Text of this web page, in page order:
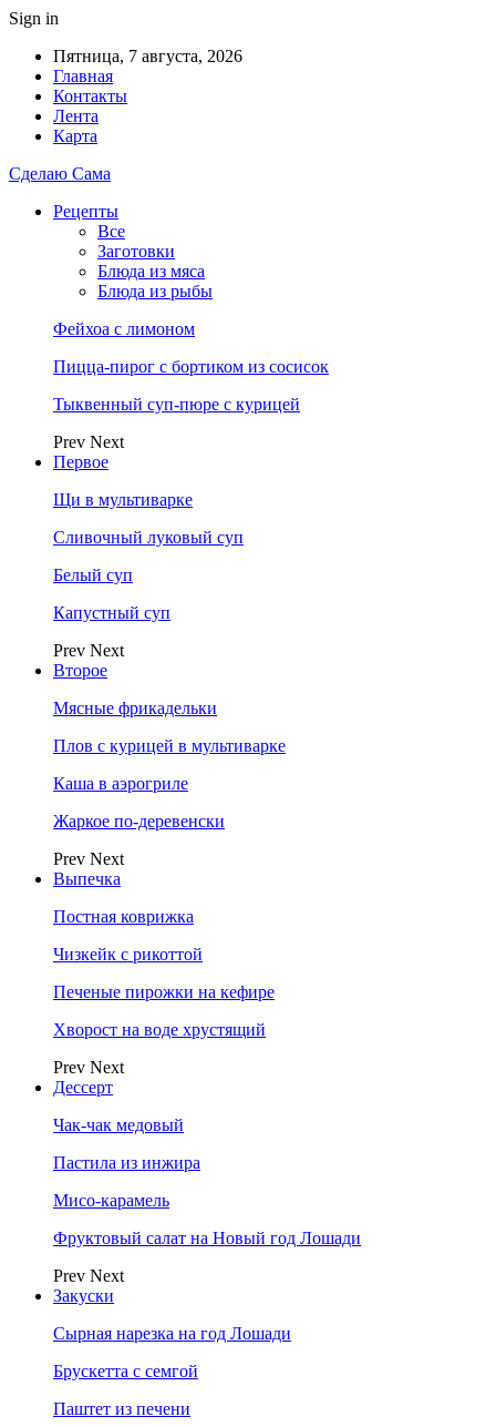
Sign in
Пятница, 7 августа, 2026
Главная
Контакты
Лента
Карта
Сделаю Сама
Рецепты
Все
Заготовки
Блюда из мяса
Блюда из рыбы
Фейхоа с лимоном
Пицца-пирог с бортиком из сосисок
Тыквенный суп-пюре с курицей
Prev Next
Первое
Щи в мультиварке
Сливочный луковый суп
Белый суп
Капустный суп
Prev Next
Второе
Мясные фрикадельки
Плов с курицей в мультиварке
Каша в аэрогриле
Жаркое по-деревенски
Prev Next
Выпечка
Постная коврижка
Чизкейк с рикоттой
Печеные пирожки на кефире
Хворост на воде хрустящий
Prev Next
Дессерт
Чак-чак медовый
Пастила из инжира
Мисо-карамель
Фруктовый салат на Новый год Лошади
Prev Next
Закуски
Сырная нарезка на год Лошади
Брускетта с семгой
Паштет из печени